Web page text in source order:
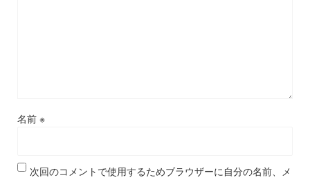
名前 ※
次回のコメントで使用するためブラウザーに自分の名前、メ